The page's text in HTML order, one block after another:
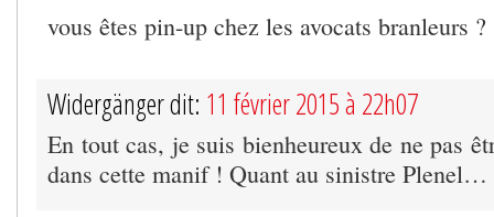
vous êtes pin-up chez les avocats branleurs ?
Widergänger dit: 11 février 2015 à 22h07
En tout cas, je suis bienheureux de ne pas
dans cette manif ! Quant au sinistre Plenel…